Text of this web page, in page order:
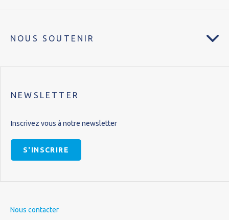
NOUS SOUTENIR
NEWSLETTER
Inscrivez vous à notre newsletter
S'INSCRIRE
Nous contacter